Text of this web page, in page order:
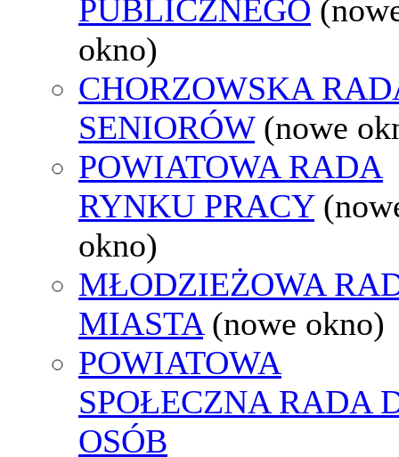
PUBLICZNEGO
okno)
CHORZOWSKA
SENIORÓW (nowe
POWIATOWA RADA
RYNKU PRACY
okno)
MŁODZIEŻOWA
MIASTA (nowe okno)
POWIATOWA
SPOŁECZNA RADA
OSÓB